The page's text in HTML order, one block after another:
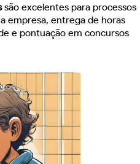
são excelentes para processos
empresa, entrega de horas
e pontuação em concursos